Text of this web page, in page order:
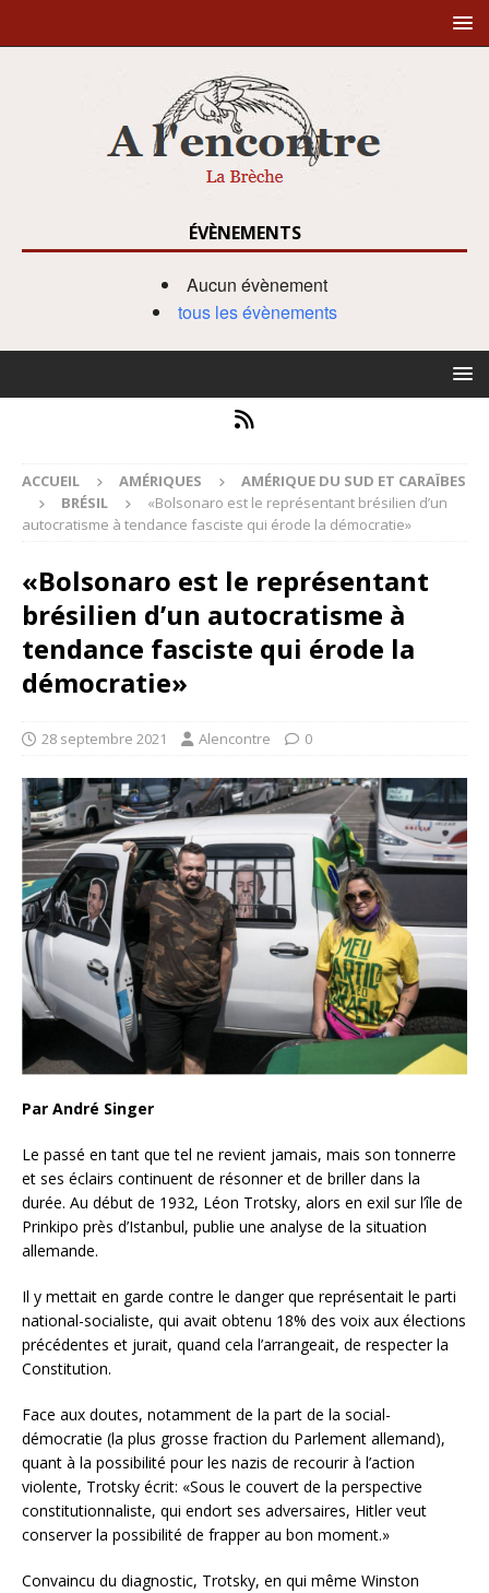
ÉVÈNEMENTS
Aucun évènement
tous les évènements
ACCUEIL AMÉRIQUES
AMÉRIQUE DU SUD ET CARAÏBES
BRÉSIL
«Bolsonaro est le représentant brésilien d’un
autocratisme à tendance fasciste qui érode la démocratie»
«Bolsonaro est le représentant
brésilien d’un autocratisme à
tendance fasciste qui érode la
démocratie»
28 septembre 2021 Alencontre 0
Par André Singer
Le passé en tant que tel ne revient jamais, mais son tonnerre
et ses éclairs continuent de résonner et de briller dans la
durée. Au début de 1932, Léon Trotsky, alors en exil sur l’île de
Prinkipo près d’Istanbul, publie une analyse de la situation
allemande.
Il y mettait en garde contre le danger que représentait le parti
national-socialiste, qui avait obtenu 18% des voix aux élections
précédentes et jurait, quand cela l’arrangeait, de respecter la
Constitution.
Face aux doutes, notamment de la part de la social-
démocratie (la plus grosse fraction du Parlement allemand),
quant à la possibilité pour les nazis de recourir à l’action
violente, Trotsky écrit: «Sous le couvert de la perspective
constitutionnaliste, qui endort ses adversaires, Hitler veut
conserver la possibilité de frapper au bon moment.»
Convaincu du diagnostic, Trotsky, en qui même Winston